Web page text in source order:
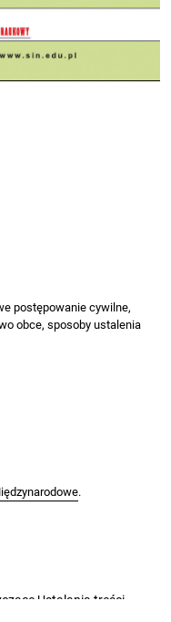
postępowanie cywilne,
obce, sposoby ustalenia
.
Ustalania treści